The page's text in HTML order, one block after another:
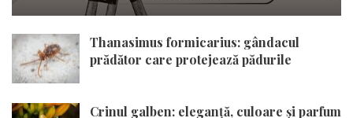
Thanasimus formicarius: gândacul
prădător care protejează pădurile
Crinul galben: eleganță, culoare și parfum